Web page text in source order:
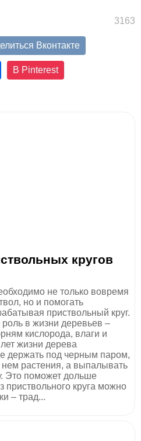
3163
Вконтакте
В Pinterest
кругов
не только вовремя
но и помогать
приствольный круг.
роль в жизни деревьев –
кислорода, влаги и
жизни дерева
держать под черным паром,
растения, а выпалывать
Это поможет дольше
приствольного круга можно
– трад...